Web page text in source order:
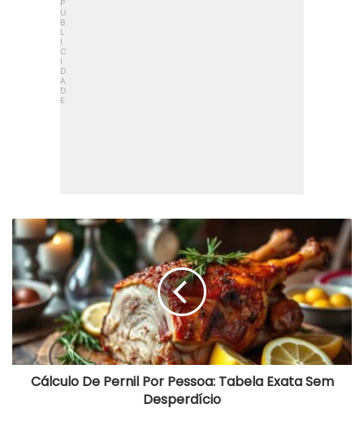
Cálculo
De
Pernil
Por
Pessoa:
Tabela
Exata
Sem
Desperdício
Cálculo De Pernil Por Pessoa: Tabela Exata Sem
Desperdício